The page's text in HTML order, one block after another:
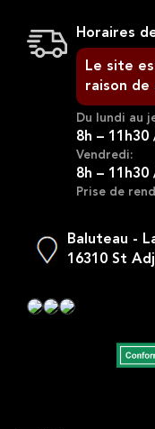
Horaires
Le site
raison de
Du lundi au
8h – 11h30
Vendredi:
8h – 11h30
Prise de
Baluteau -
16310 St